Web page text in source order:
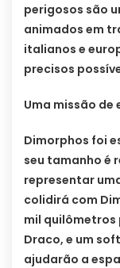
perigosos são
animados em
italianos e
precisos
Uma missão de
Dimorphos foi
seu tamanho é
representar
colidirá com
mil quilômetros
Draco, e um
ajudarão a